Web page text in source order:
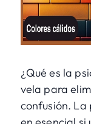
¿Qué es la
vela para
confusión. La